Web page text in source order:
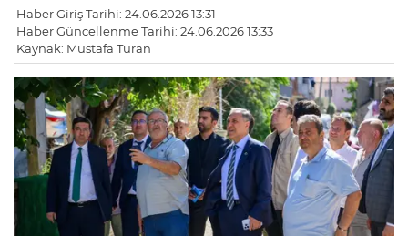
Haber Giriş Tarihi: 24.06.2026 13:31
Haber Güncellenme Tarihi: 24.06.2026 13:33
Kaynak: Mustafa Turan